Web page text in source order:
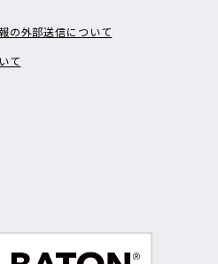
の外部送信について
て